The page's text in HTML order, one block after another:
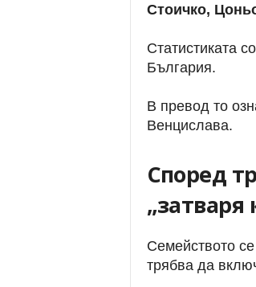
Стоичко,
Статистиката
България.
В превод то
Венцислава.
Според
„затваря
Семейството
трябва да